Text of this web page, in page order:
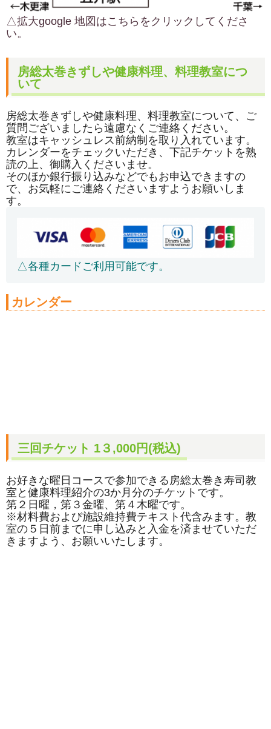
△拡大google 地図はこちらをクリックしてくださ
い。
房総太巻きずしや健康料理、料理教室につ
いて
房総太巻きずしや健康料理、料理教室について、ご
質問ございましたら遠慮なくご連絡ください。
教室はキャッシュレス前納制を取り入れています。
カレンダーをチェックいただき、下記チケットを熟
読の上、御購入くださいませ。
そのほか銀行振り込みなどでもお申込できますの
で、お気軽にご連絡くださいますようお願いしま
す。
△各種カードご利用可能です。
カレンダー
三回チケット 1３,000円(税込)
お好きな曜日コースで参加できる房総太巻き寿司教
室と健康料理紹介の3か月分のチケットです。
第２日曜，第３金曜、第４木曜です。
※材料費および施設維持費テキスト代含みます。教
室の５日前までに申し込みと入金を済ませていただ
きますよう、お願いいたします。